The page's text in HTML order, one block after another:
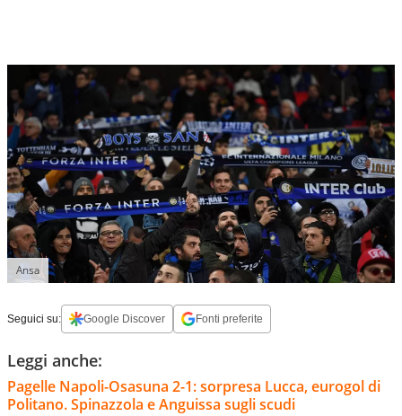
Ansa
Seguici su: Google Discover Fonti preferite
Leggi anche:
Pagelle Napoli-Osasuna 2-1: sorpresa Lucca, eurogol di
Politano. Spinazzola e Anguissa sugli scudi